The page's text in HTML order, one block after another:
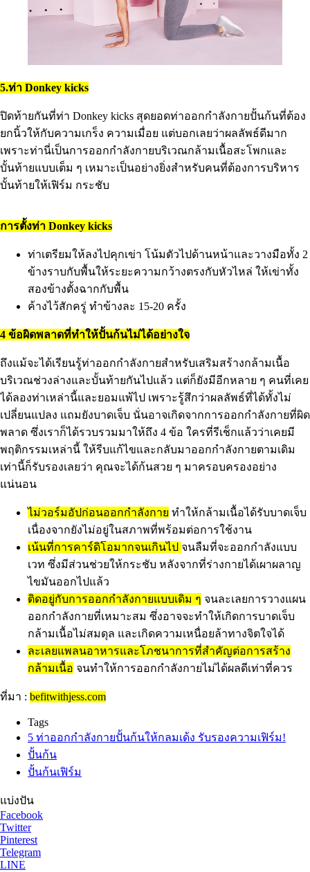
5.ท่า Donkey kicks
ปิดท้ายกันที่ท่า Donkey kicks สุดยอดท่าออกกำลังกายปั้นก้นที่ต้อง
ยกนิ้วให้กับความเกร็ง ความเมื่อย แต่บอกเลยว่าผลลัพธ์ดีมาก
เพราะท่านี่เป็นการออกกำลังกายบริเวณกล้ามเนื้อสะโพกและ
บั้นท้ายแบบเต็ม ๆ เหมาะเป็นอย่างยิ่งสำหรับคนที่ต้องการบริหาร
บั้นท้ายให้เฟิร์ม กระชับ
การตั้งท่า Donkey kicks
ท่าเตรียมให้ลงไปคุกเข่า โน้มตัวไปด้านหน้าและวางมือทั้ง 2
ข้างราบกับพื้นให้ระยะความกว้างตรงกับหัวไหล่ ให้เข่าทั้ง
สองข้างตั้งฉากกับพื้น
ค้างไว้สักครู่ ทำข้างละ 15-20 ครั้ง
4 ข้อผิดพลาดที่ทำให้ปั้นก้นไม่ได้อย่างใจ
ถึงแม้จะได้เรียนรู้ท่าออกกำลังกายสำหรับเสริมสร้างกล้ามเนื้อ
บริเวณช่วงล่างและบั้นท้ายกันไปแล้ว แต่ก็ยังมีอีกหลาย ๆ คนที่เคย
ได้ลองท่าเหล่านี้และยอมแพ้ไป เพราะรู้สึกว่าผลลัพธ์ที่ได้ทั้งไม่
เปลี่ยนแปลง แถมยังบาดเจ็บ นั่นอาจเกิดจากการออกกำลังกายที่ผิด
พลาด ซึ่งเราก็ได้รวบรวมมาให้ถึง 4 ข้อ ใครที่รีเช็กแล้วว่าเคยมี
พฤติกรรมเหล่านี้ ให้รีบแก้ไขและกลับมาออกกำลังกายตามเดิม
เท่านี้ก็รับรองเลยว่า คุณจะได้ก้นสวย ๆ มาครอบครองอย่าง
แน่นอน
ไม่วอร์มอัปก่อนออกกำลังกาย ทำให้กล้ามเนื้อได้รับบาดเจ็บ
เนื่องจากยังไม่อยู่ในสภาพที่พร้อมต่อการใช้งาน
เน้นที่การคาร์ดิโอมากจนเกินไป จนลืมที่จะออกกำลังแบบ
เวท ซึ่งมีส่วนช่วยให้กระชับ หลังจากที่ร่างกายได้เผาผลาญ
ไขมันออกไปแล้ว
ติดอยู่กับการออกกำลังกายแบบเดิม ๆ จนละเลยการวางแผน
ออกกำลังกายที่เหมาะสม ซึ่งอาจจะทำให้เกิดการบาดเจ็บ
กล้ามเนื้อไม่สมดุล และเกิดความเหนื่อยล้าทางจิตใจได้
ละเลยแพลนอาหารและโภชนาการที่สำคัญต่อการสร้าง
กล้ามเนื้อ จนทำให้การออกกำลังกายไม่ได้ผลดีเท่าที่ควร
ที่มา : befitwithjess.com
Tags
5 ท่าออกกำลังกายปั้นก้นให้กลมเด้ง รับรองความเฟิร์ม!
ปั้นก้น
ปั้นก้นเฟิร์ม
แบ่งปัน
Facebook
Twitter
Pinterest
Telegram
LINE